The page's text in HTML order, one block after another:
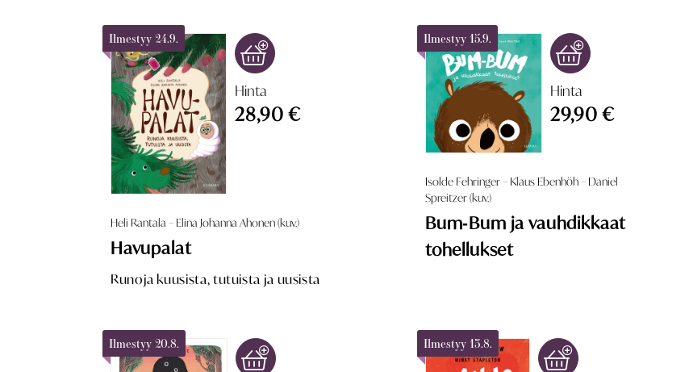
Ilmestyy 24.9.
Hinta
28,90 €
Heli Rantala – Elina Johanna Ahonen (kuv.)
Havupalat
Runoja kuusista, tutuista ja uusista
Ilmestyy 15.9.
Hinta
29,90 €
Isolde Fehringer – Klaus Ebenhöh – Daniel
Spreitzer (kuv.)
Bum‑Bum ja vauhdikkaat
tohellukset
Ilmestyy 20.8. Ilmestyy 13.8.